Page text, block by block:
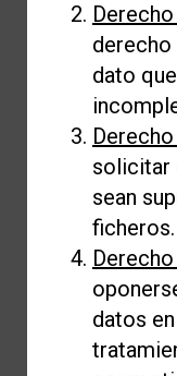
dato
solicitar
sean
ficheros.
datos